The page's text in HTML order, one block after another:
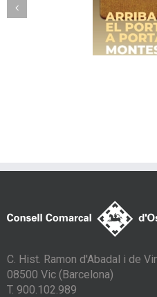
el porta a
C. Hist. Ramon d'Abadal i de
08500 Vic (Barcelona)
T. 900.102.989